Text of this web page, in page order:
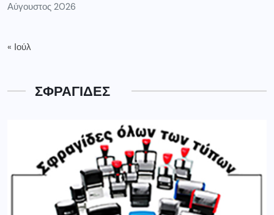
Αύγουστος 2026
« Ιούλ
ΣΦΡΑΓΙΔΕΣ